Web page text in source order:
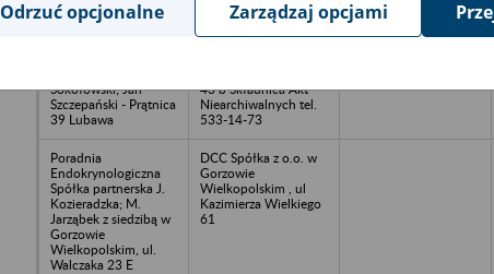
Zakład Produkcyjno-
Sokołowski; Jan
Szczepański - Prątnica
39 Lubawa
Spółdzielnia Pracy i
43 b Składnica Akt
Niearchiwalnych tel.
533-14-73
Poradnia
Endokrynologiczna
Spółka partnerska J.
Kozieradzka; M.
Jarząbek z siedzibą w
Gorzowie
Wielkopolskim, ul.
Walczaka 23 E
DCC Spółka z o.o. w
Gorzowie
Wielkopolskim , ul
Kazimierza Wielkiego
61
Odrzuć opcjonalne Zarządzaj opcjami